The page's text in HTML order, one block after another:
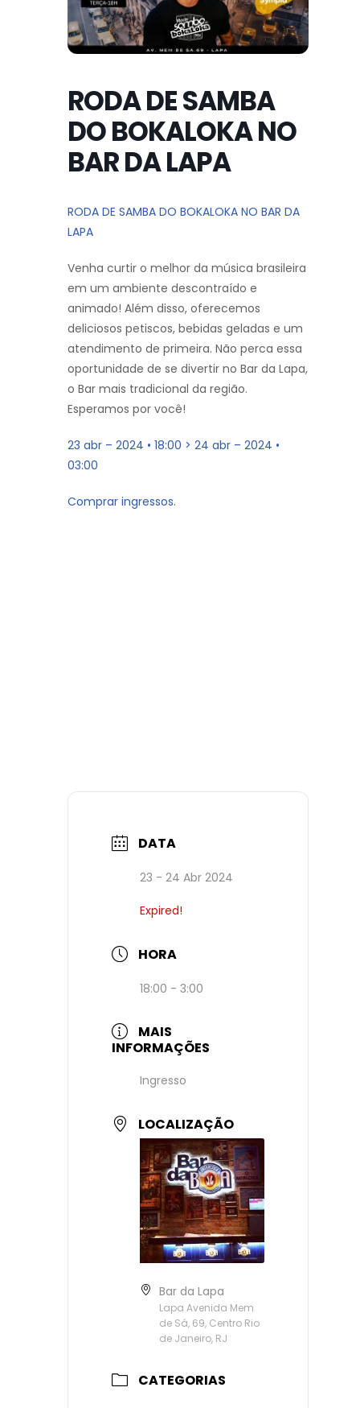
RODA DE SAMBA
DO BOKALOKA NO
BAR DA LAPA
RODA DE SAMBA DO BOKALOKA NO BAR DA
LAPA
Venha curtir o melhor da música brasileira
em um ambiente descontraído e
animado! Além disso, oferecemos
deliciosos petiscos, bebidas geladas e um
atendimento de primeira. Não perca essa
oportunidade de se divertir no Bar da Lapa,
o Bar mais tradicional da região.
Esperamos por você!
23 abr – 2024 • 18:00 > 24 abr – 2024 •
03:00
Comprar ingressos.
DATA
23 - 24 Abr 2024
Expired!
HORA
18:00 - 3:00
MAIS
INFORMAÇÕES
Ingresso
LOCALIZAÇÃO
Bar da Lapa
Lapa Avenida Mem
de Sá, 69, Centro Rio
de Janeiro, RJ
CATEGORIAS